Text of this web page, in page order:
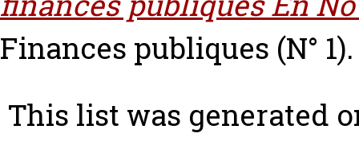
Finances publiques (N° 1).
This list was generated